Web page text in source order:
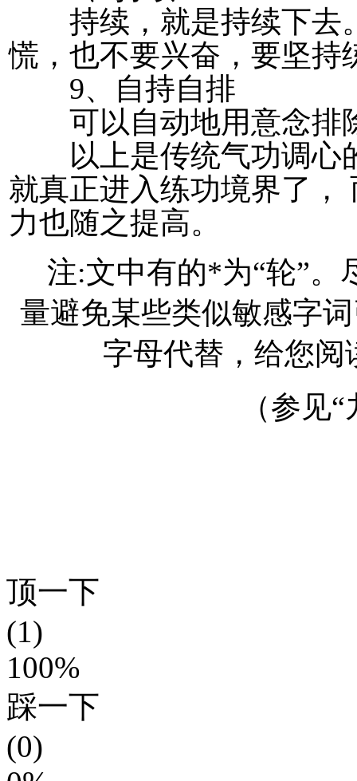
持续，就是持续下去
慌，也不要兴奋，要坚持
9、自持自排
可以自动地用意念排
以上是传统气功调心
就真正进入练功境界了，
力也随之提高。
注:文中有的*为“轮”。
量避免某些类似敏感字
字母代替，给您
（参见
顶一下
(1)
100%
踩一下
(0)